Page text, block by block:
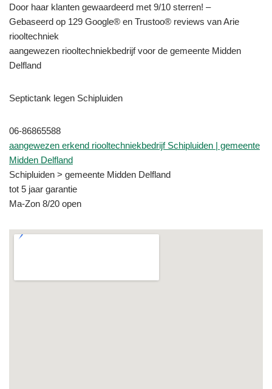
Door haar klanten gewaardeerd met 9/10 sterren! –
Gebaseerd op 129 Google® en Trustoo® reviews van Arie
riooltechniek
aangewezen riooltechniekbedrijf voor de gemeente Midden
Delfland
Septictank legen Schipluiden
06-86865588
aangewezen erkend riooltechniekbedrijf Schipluiden | gemeente
Midden Delfland
Schipluiden > gemeente Midden Delfland
tot 5 jaar garantie
Ma-Zon 8/20 open